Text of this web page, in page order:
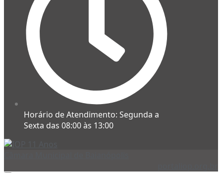
Horário de Atendimento: Segunda a
Sexta das 08:00 às 13:00